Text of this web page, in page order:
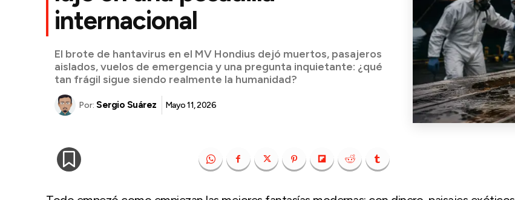
internacional
El brote de hantavirus en el MV Hondius dejó muertos, pasajeros
aislados, vuelos de emergencia y una pregunta inquietante: ¿qué
tan frágil sigue siendo realmente la humanidad?
Por: Sergio Suárez Mayo 11, 2026